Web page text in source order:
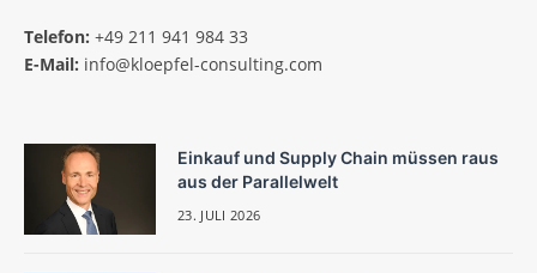
Telefon: +49 211 941 984 33
E-Mail: info@kloepfel-consulting.com
Einkauf und Supply Chain müssen raus
aus der Parallelwelt
23. JULI 2026